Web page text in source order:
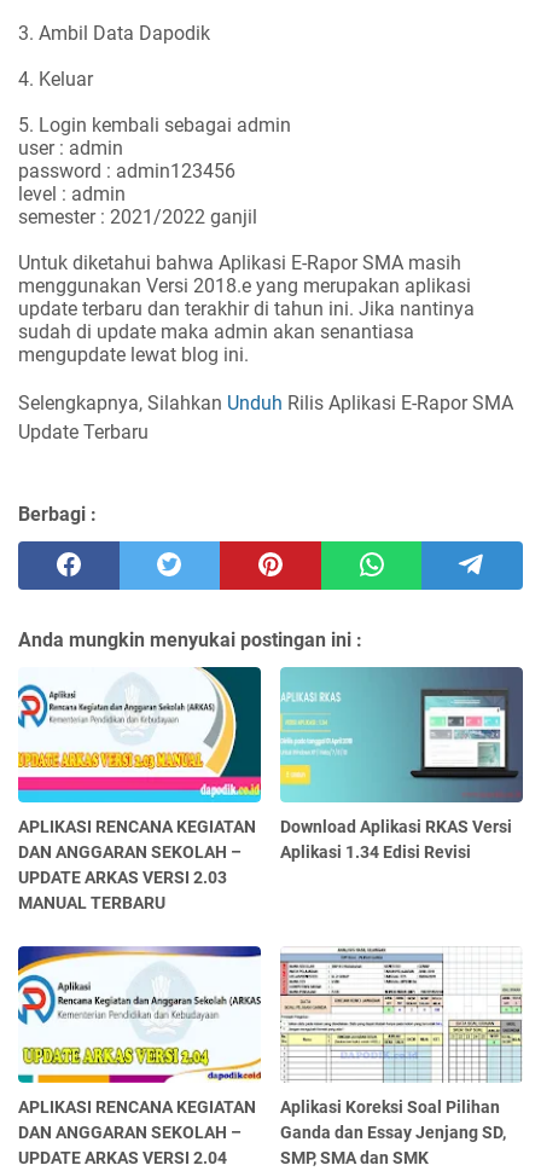
3. Ambil Data Dapodik
4. Keluar
5. Login kembali sebagai admin
user : admin
password : admin123456
level : admin
semester : 2021/2022 ganjil
Untuk diketahui bahwa Aplikasi E-Rapor SMA masih
menggunakan Versi 2018.e yang merupakan aplikasi
update terbaru dan terakhir di tahun ini. Jika nantinya
sudah di update maka admin akan senantiasa
mengupdate lewat blog ini.
Selengkapnya, Silahkan Unduh Rilis Aplikasi E-Rapor SMA
Update Terbaru
Berbagi :
Anda mungkin menyukai postingan ini :
APLIKASI RENCANA KEGIATAN
DAN ANGGARAN SEKOLAH –
UPDATE ARKAS VERSI 2.03
MANUAL TERBARU
Download Aplikasi RKAS Versi
Aplikasi 1.34 Edisi Revisi
APLIKASI RENCANA KEGIATAN
DAN ANGGARAN SEKOLAH –
UPDATE ARKAS VERSI 2.04
Aplikasi Koreksi Soal Pilihan
Ganda dan Essay Jenjang SD,
SMP, SMA dan SMK